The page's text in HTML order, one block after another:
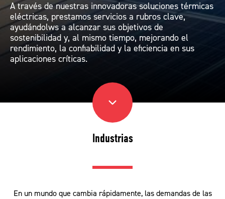
A través de nuestras innovadoras soluciones térmicas
eléctricas, prestamos servicios a rubros clave,
ayudándolws a alcanzar sus objetivos de
sostenibilidad y, al mismo tiempo, mejorando el
rendimiento, la confiabilidad y la eficiencia en sus
aplicaciones críticas.
Industrias
En un mundo que cambia rápidamente, las demandas de las